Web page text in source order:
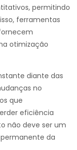
permitindo
ferramentas
otimização
diante das
no
que
eficiência
não deve ser um
da